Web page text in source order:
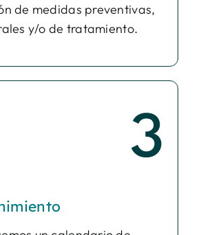
de medidas preventivas,
y/o de tratamiento.
3